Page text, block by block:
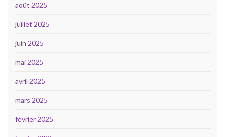
août 2025
juillet 2025
juin 2025
mai 2025
avril 2025
mars 2025
février 2025